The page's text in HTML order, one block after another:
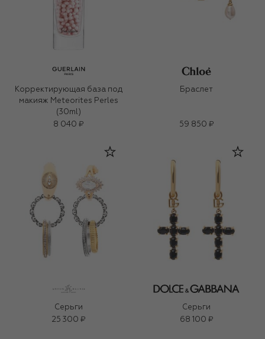
Корректирующая база под
макияж Meteorites Perles
(30ml)
8 040 ₽
Браслет
59 850 ₽
Серьги
25 300 ₽
Серьги
68 100 ₽